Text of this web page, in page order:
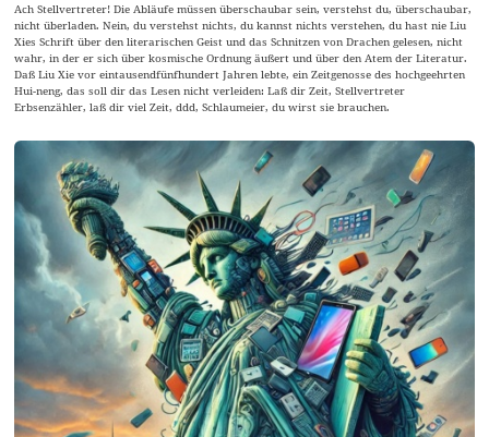
Ach Stellvertreter! Die Abläufe müssen überschaubar sein, verstehst du, überschaubar,
nicht überladen. Nein, du verstehst nichts, du kannst nichts verstehen, du hast nie Liu
Xies Schrift über den literarischen Geist und das Schnitzen von Drachen gelesen, nicht
wahr, in der er sich über kosmische Ordnung äußert und über den Atem der Literatur.
Daß Liu Xie vor eintausendfünfhundert Jahren lebte, ein Zeitgenosse des hochgeehrten
Hui-neng, das soll dir das Lesen nicht verleiden: Laß dir Zeit, Stellvertreter
Erbsenzähler, laß dir viel Zeit, ddd, Schlaumeier, du wirst sie brauchen.